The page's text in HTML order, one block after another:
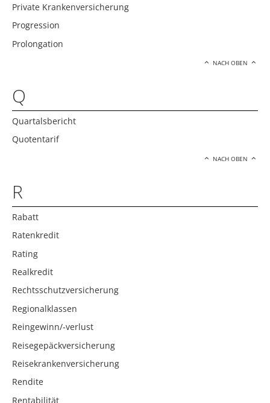
Private Krankenversicherung
Progression
Prolongation
NACH OBEN
Q
Quartalsbericht
Quotentarif
NACH OBEN
R
Rabatt
Ratenkredit
Rating
Realkredit
Rechtsschutzversicherung
Regionalklassen
Reingewinn/-verlust
Reisegepäckversicherung
Reisekrankenversicherung
Rendite
Rentabilität